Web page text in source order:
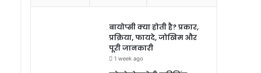
बायोप्सी क्या होती है? प्रकार,
प्रक्रिया, फायदे, जोखिम और
पूरी जानकारी
1 week ago